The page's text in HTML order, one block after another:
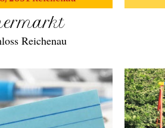
Reichenau